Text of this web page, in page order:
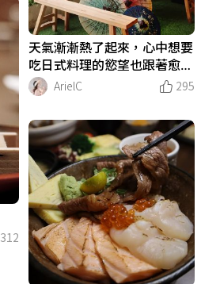
天氣漸漸熱了起來，心中想要
吃日式料理的慾望也跟著愈發
濃烈！❤️魚吞壽司❤️
ArielC 295
312